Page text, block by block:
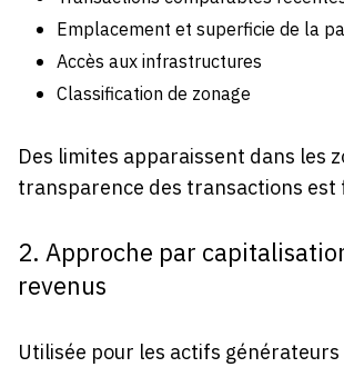
Emplacement et superficie de la
Accès aux infrastructures
Classification de zonage
Des limites apparaissent dans les
transparence des transactions est
2. Approche par
revenus
Utilisée pour les actifs générateurs